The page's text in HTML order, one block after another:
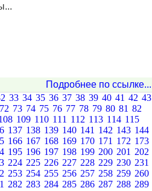
Подробнее по ссылке...
33 34 35 36 37 38 39 40 41 42 43
72 73 74 75 76 77 78 79 80 81 82
109 110 111 112 113 114 115
137 138 139 140 141 142 143 144
166 167 168 169 170 171 172 173
195 196 197 198 199 200 201 202
224 225 226 227 228 229 230 231
253 254 255 256 257 258 259 260
282 283 284 285 286 287 288 289